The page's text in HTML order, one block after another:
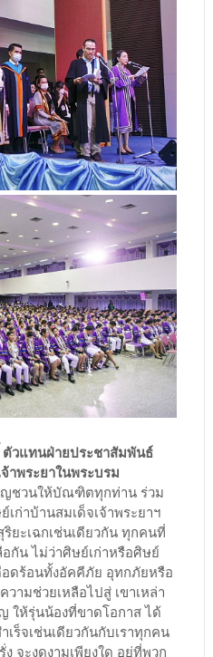
วแทนฝ่ายประชาสัมพันธ์
าพระยาในพระบรม
ญชวนให้บัณฑิตทุกท่าน ร่วม
ก่าบ้านสมเด็จเจ้าพระยาฯ
ยะเฉกเช่นเดียวกัน ทุกคนที่
กัน ไม่ว่าศิษย์เก่าหรือศิษย์
ดร้อนทั้งอัคคีภัย อุทกภัยหรือ
วามช่วยเหลือไปสู่ เขาเหล่า
ให้รุ่นน้องที่ขาดโอกาส ได้
ร็จเช่นเดียวกันกับเราทุกคน
จะงดงามเพียงใด อยู่ที่พวก